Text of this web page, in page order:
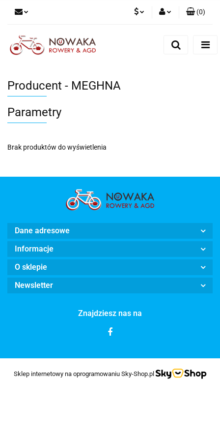
(0)
Producent - MEGHNA
Parametry
Brak produktów do wyświetlenia
Dane adresowe
Informacje
O sklepie
Newsletter
Znajdziesz nas na
Sklep internetowy na oprogramowaniu Sky-Shop.pl